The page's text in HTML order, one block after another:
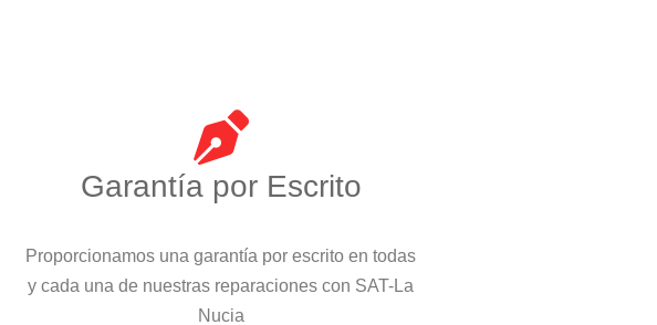
Garantía por Escrito
Proporcionamos una garantía por escrito en todas
y cada una de nuestras reparaciones con SAT-La
Nucia